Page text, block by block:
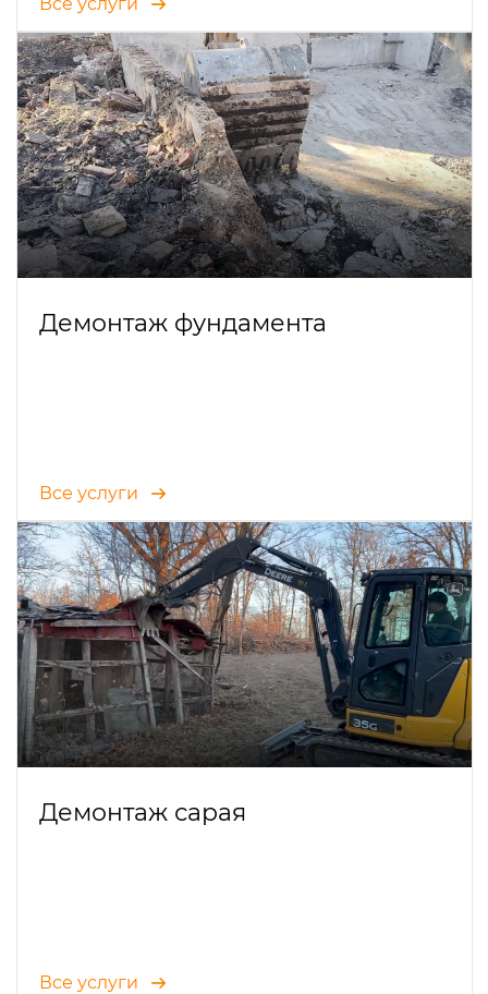
Демонтаж фундамента
Все услуги
Демонтаж сарая
Все услуги